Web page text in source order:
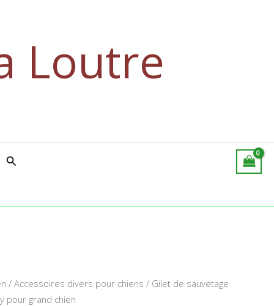
Loutre
Rechercher
/Accessoires divers pour chiens / Gilet de sauvetage
pour grand chien